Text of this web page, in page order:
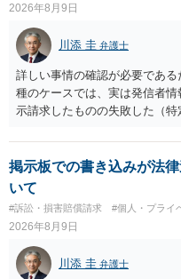
2026年8月9日
川添 圭 弁護士
詳しい事情の確認が必要であ
種のケースでは、実は発信者
示請求したものの失敗した（
な投稿をする場合にはなおさら
掲示板での書き込みが法
いて
#訴訟・損害賠償請求 #個人・プライ
2026年8月9日
川添 圭 弁護士